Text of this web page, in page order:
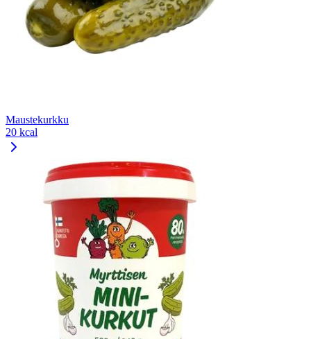
Maustekurkku
20 kcal